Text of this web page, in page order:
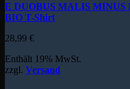
E DUOBUS MALIS MINUS
BIO T-Shirt
28,99 €
Enthält 19% MwSt.
zzgl. Versand